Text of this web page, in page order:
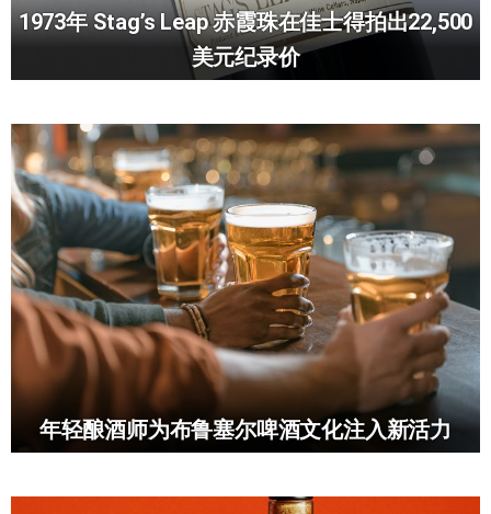
1973年 Stag’s Leap 赤霞珠在佳士得拍出22,500
美元纪录价
年轻酿酒师为布鲁塞尔啤酒文化注入新活力